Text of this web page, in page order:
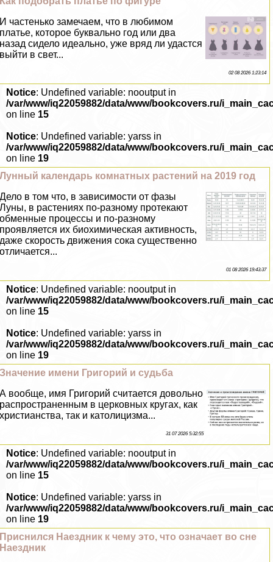
И частенько замечаем, что в любимом
платье, которое буквально год или два
назад сидело идеально, уже вряд ли удастся
выйти в свет...
02 08 2026 1:23:14
Notice: Undefined variable: nooutput in
/var/www/iq22059882/data/www/bookcovers.ru/
on line 15
Notice: Undefined variable: yarss in
/var/www/iq22059882/data/www/bookcovers.ru/
on line 19
Лунный календарь комнатных растений на 2019 год
Дело в том что, в зависимости от фазы
Луны, в растениях по-разному протекают
обменные процессы и по-разному
проявляется их биохимическая активность,
даже скорость движения сока существенно
отличается...
01 08 2026 19:43:37
Notice: Undefined variable: nooutput in
/var/www/iq22059882/data/www/bookcovers.ru/
on line 15
Notice: Undefined variable: yarss in
/var/www/iq22059882/data/www/bookcovers.ru/
on line 19
Значение имени Григорий и судьба
А вообще, имя Григорий считается довольно
распространенным в церковных кругах, как
христианства, так и католицизма...
31 07 2026 5:32:55
Notice: Undefined variable: nooutput in
/var/www/iq22059882/data/www/bookcovers.ru/
on line 15
Notice: Undefined variable: yarss in
/var/www/iq22059882/data/www/bookcovers.ru/
on line 19
Приснился Наездник к чему это, что означает во сне
Наездник